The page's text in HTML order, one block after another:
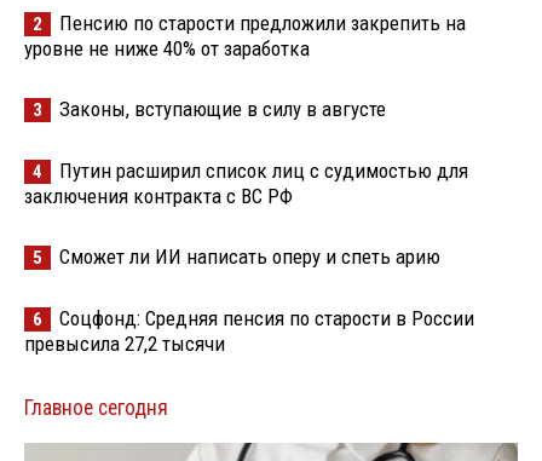
2
Пенсию по старости предложили закрепить на
уровне не ниже 40% от заработка
3 Законы, вступающие в силу в августе
4
Путин расширил список лиц с судимостью для
заключения контракта с ВС РФ
5 Сможет ли ИИ написать оперу и спеть арию
6
Соцфонд: Средняя пенсия по старости в России
превысила 27,2 тысячи
Главное сегодня